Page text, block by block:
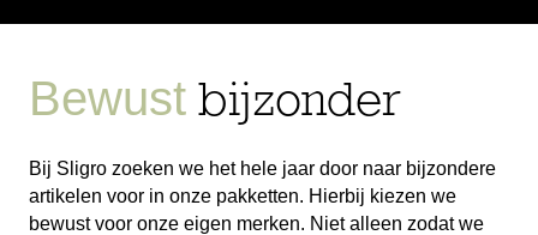
Bewust bijzonder
Bij Sligro zoeken we het hele jaar door naar bijzondere
artikelen voor in onze pakketten. Hierbij kiezen we
bewust voor onze eigen merken. Niet alleen zodat we